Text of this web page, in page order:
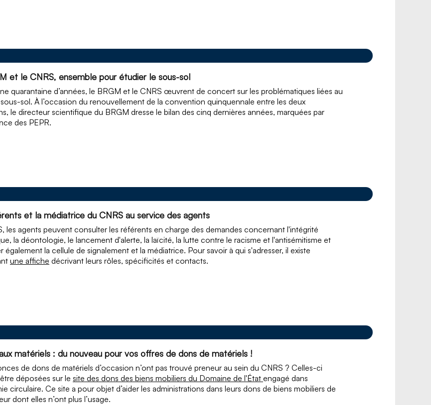
et le CNRS, ensemble pour étudier le sous-sol
quarantaine d’années, le BRGM et le CNRS œuvrent de concert sur les problématiques liées au
sol. À l’occasion du renouvellement de la convention quinquennale entre les deux
le directeur scientifique du BRGM dresse le bilan des cinq dernières années, marquées par
des PEPR.
et la médiatrice du CNRS au service des agents
les agents peuvent consulter les référents en charge des demandes concernant l'intégrité
la déontologie, le lancement d'alerte, la laïcité, la lutte contre le racisme et l'antisémitisme et
également la cellule de signalement et la médiatrice. Pour savoir à qui s'adresser, il existe
une affiche décrivant leurs rôles, spécificités et contacts.
matériels : du nouveau pour vos offres de dons de matériels !
de dons de matériels d’occasion n’ont pas trouvé preneur au sein du CNRS ? Celles-ci
déposées sur le site des dons des biens mobiliers du Domaine de l'État engagé dans
circulaire. Ce site a pour objet d’aider les administrations dans leurs dons de biens mobiliers de
dont elles n’ont plus l’usage.